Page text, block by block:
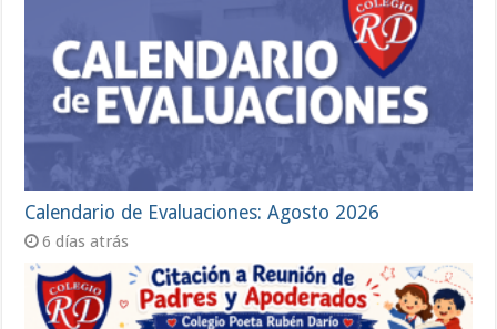
Calendario de Evaluaciones: Agosto 2026
6 días atrás